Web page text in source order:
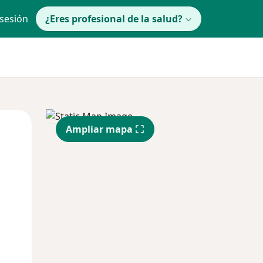
¿Eres profesional de la salud?
Mié
12 Ago
Jue
13 Ago
Ampliar mapa